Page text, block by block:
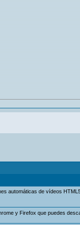
automáticas de vídeos
y Firefox que puedes